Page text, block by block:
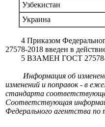
Узбекистан
Украина
4 Приказом Федерального
27578-2018 введен в
5 ВЗАМЕН ГОСТ
Информация об
изменений и поправок - в
стандарта
Соответствующая
Федерального агентства по